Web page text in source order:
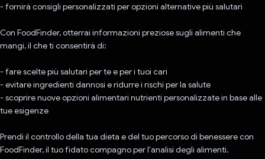
- fornirà consigli personalizzati per opzioni alternative più salutari
Con FoodFinder, otterrai informazioni preziose sugli alimenti che
mangi, il che ti consentirà di:
- fare scelte più salutari per te e per i tuoi cari
- evitare ingredienti dannosi e ridurre i rischi per la salute
- scoprire nuove opzioni alimentari nutrienti personalizzate in base alle
tue esigenze
Prendi il controllo della tua dieta e del tuo percorso di benessere con
FoodFinder, il tuo fidato compagno per l'analisi degli alimenti.